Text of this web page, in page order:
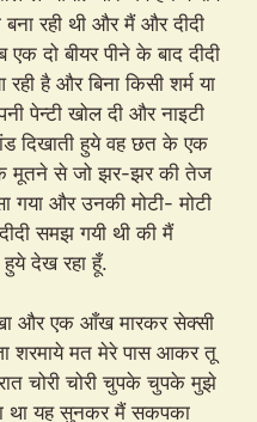
रही थी और मैं और दीदी
दो बीयर पीने के बाद दीदी
है और बिना किसी शर्म या
पेन्टी खोल दी और नाइटी
दिखाती हुये वह छत के एक
मूतने से जो झर-झर की तेज
गया और उनकी मोटी- मोटी
समझ गयी थी की मैं
देख रहा हूँ.
और एक आँख मारकर सेक्सी
शरमाये मत मेरे पास आकर तू
चोरी चोरी चुपके चुपके मुझे
था यह सुनकर मैं सकपका